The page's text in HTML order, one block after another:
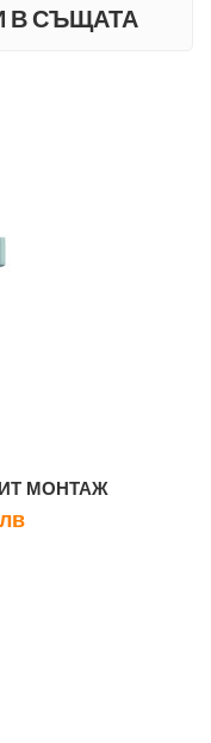
В СЪЩАТА
МОНТАЖ